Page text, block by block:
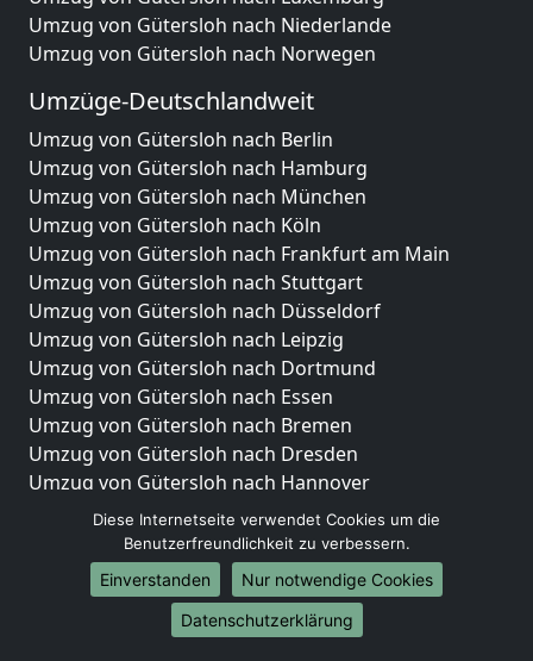
Umzug von Gütersloh nach Niederlande
Umzug von Gütersloh nach Norwegen
Umzüge-Deutschlandweit
Umzug von Gütersloh nach Berlin
Umzug von Gütersloh nach Hamburg
Umzug von Gütersloh nach München
Umzug von Gütersloh nach Köln
Umzug von Gütersloh nach Frankfurt am Main
Umzug von Gütersloh nach Stuttgart
Umzug von Gütersloh nach Düsseldorf
Umzug von Gütersloh nach Leipzig
Umzug von Gütersloh nach Dortmund
Umzug von Gütersloh nach Essen
Umzug von Gütersloh nach Bremen
Umzug von Gütersloh nach Dresden
Umzug von Gütersloh nach Hannover
Umzug von Gütersloh nach Nürnberg
Umzug von Gütersloh nach Duisburg
Umzug von Gütersloh nach Bochum
Umzug von Gütersloh nach Wuppertal
Umzug von Gütersloh nach Bielefeld
Diese Internetseite verwendet Cookies um die
Benutzerfreundlichkeit zu verbessern.
Einverstanden
Nur notwendige Cookies
Datenschutzerklärung